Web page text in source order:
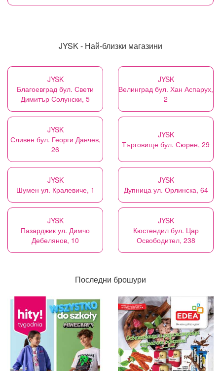
JYSK - Най-близки магазини
JYSK
Благоевград бул. Свети
Димитър Солунски, 5
JYSK
Велинград бул. Хан Аспарух,
2
JYSK
Сливен бул. Георги Данчев,
26
JYSK
Търговище бул. Сюрен, 29
JYSK
Шумен ул. Кралевиче, 1
JYSK
Дупница ул. Орлинска, 64
JYSK
Пазарджик ул. Димчо
Дебелянов, 10
JYSK
Кюстендил бул. Цар
Освободител, 238
Последни брошури